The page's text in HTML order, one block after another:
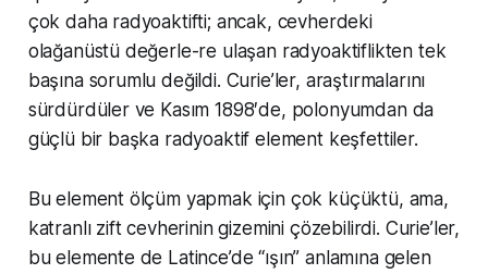
çok daha radyoaktifti; ancak, cevherdeki
olağanüstü değerle-re ulaşan radyoaktiflikten tek
başına sorumlu değildi. Curie’ler, araştırmalarını
sürdürdüler ve Kasım 1898′de, polonyumdan da
güçlü bir başka radyoaktif element keşfettiler.
Bu element ölçüm yapmak için çok küçüktü, ama,
katranlı zift cevherinin gizemini çözebilirdi. Curie’ler,
bu elemente de Latince’de “ışın” anlamına gelen